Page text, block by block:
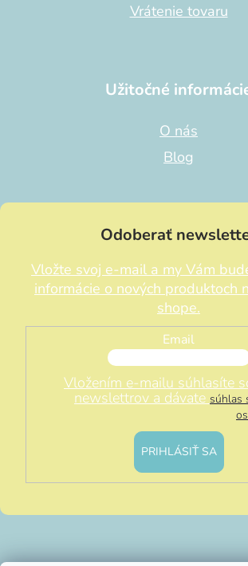
Vrátenie tovaru
Užitočné
O nás
Blog
Odoberať
Vložte svoj e-mail a my Vám
informácie o nových produktoch
shope.
Email
Vložením e-mailu súhlasíte
newslettrov a dávate súhlas
PRIHLÁSIŤ SA